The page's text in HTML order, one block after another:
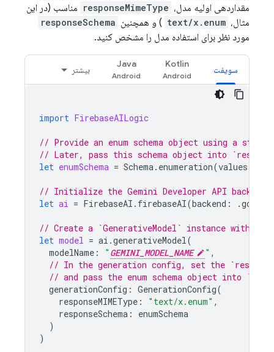
مقداردهی اولیه مدل، responseMimeType مناسب (در این
مثال، text/x.enum ) و همچنین responseSchema
مورد نظر برای استفاده مدل را مشخص کنید.
سویفت
Kotlin
Java
بیشتر
import FirebaseAILogic
// Provide an enum schema object using a
// Later, pass this schema object into
let enumSchema = Schema. enumeration(values
// Initialize the Gemini Developer API backend
let ai = FirebaseAI . firebaseAI(backend : .
// Create a `GenerativeModel` instance with a
let model = ai .generativeModel(
modelName : " GEMINI_MODEL_NAME " ,
// In the generation config, set the
// and pass the enum schema object into
generationConfig : GenerationConfig(
responseMIMEType : "text/x.enum" ,
responseSchema :
enumSchema
)
)